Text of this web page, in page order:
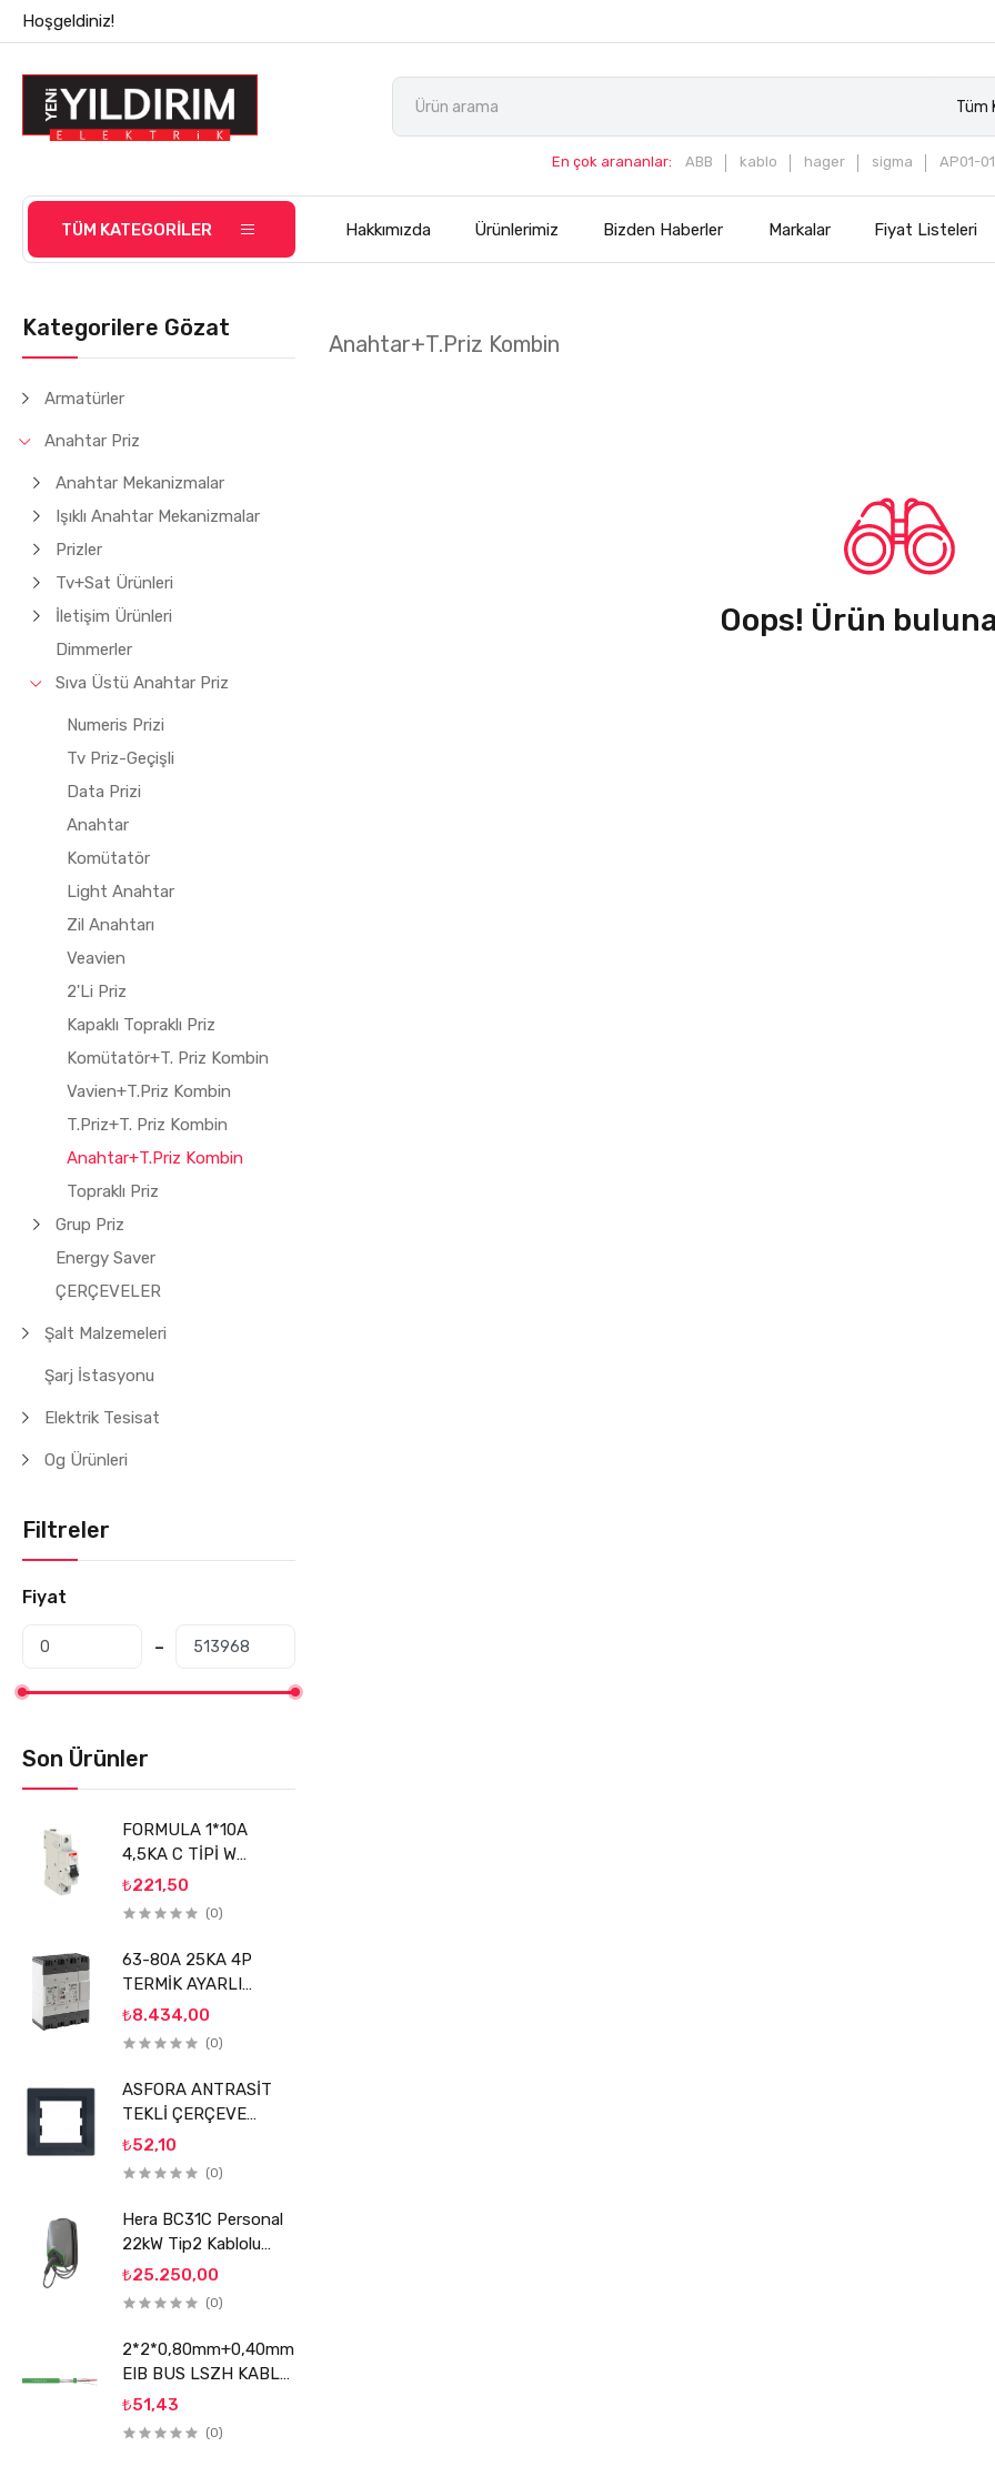
Hoşgeldiniz!
Tüm
En çok arananlar: ABB kablo hager sigma AP01-
TÜM KATEGORİLER Hakkımızda Ürünlerimiz Bizden Haberler Markalar Fiyat Listeleri
Kategorilere Gözat
Armatürler
Anahtar Priz
Anahtar Mekanizmalar
Işıklı Anahtar Mekanizmalar
Prizler
Tv+Sat Ürünleri
İletişim Ürünleri
Dimmerler
Sıva Üstü Anahtar Priz
Numeris Prizi
Tv Priz-Geçişli
Data Prizi
Anahtar
Komütatör
Light Anahtar
Zil Anahtarı
Veavien
2'Li Priz
Kapaklı Topraklı Priz
Komütatör+T. Priz Kombin
Vavien+T.Priz Kombin
T.Priz+T. Priz Kombin
Anahtar+T.Priz Kombin
Topraklı Priz
Grup Priz
Energy Saver
ÇERÇEVELER
Şalt Malzemeleri
Şarj İstasyonu
Elektrik Tesisat
Og Ürünleri
Filtreler
Fiyat
Son Ürünler
FORMULA 1*10A
4,5KA C TİPİ W
OTOMATİK SİGORTA
(FMS1LC10) ABB
₺221,50
(0)
63-80A 25KA 4P
TERMİK AYARLI
KOMPAKT ŞALTER
SİGMA
₺8.434,00
(0)
ASFORA ANTRASİT
TEKLİ ÇERÇEVE
SCHNEİDER
₺52,10
(0)
Hera BC31C Personal
22kW Tip2 Kablolu
Elektrikli Araç Şarj
Ünitesi
₺25.250,00
(0)
2*2*0,80mm+0,40mm
EIB BUS LSZH KABLO
REÇBER
₺51,43
(0)
Anahtar+T.Priz Kombin
Oops! Ürün